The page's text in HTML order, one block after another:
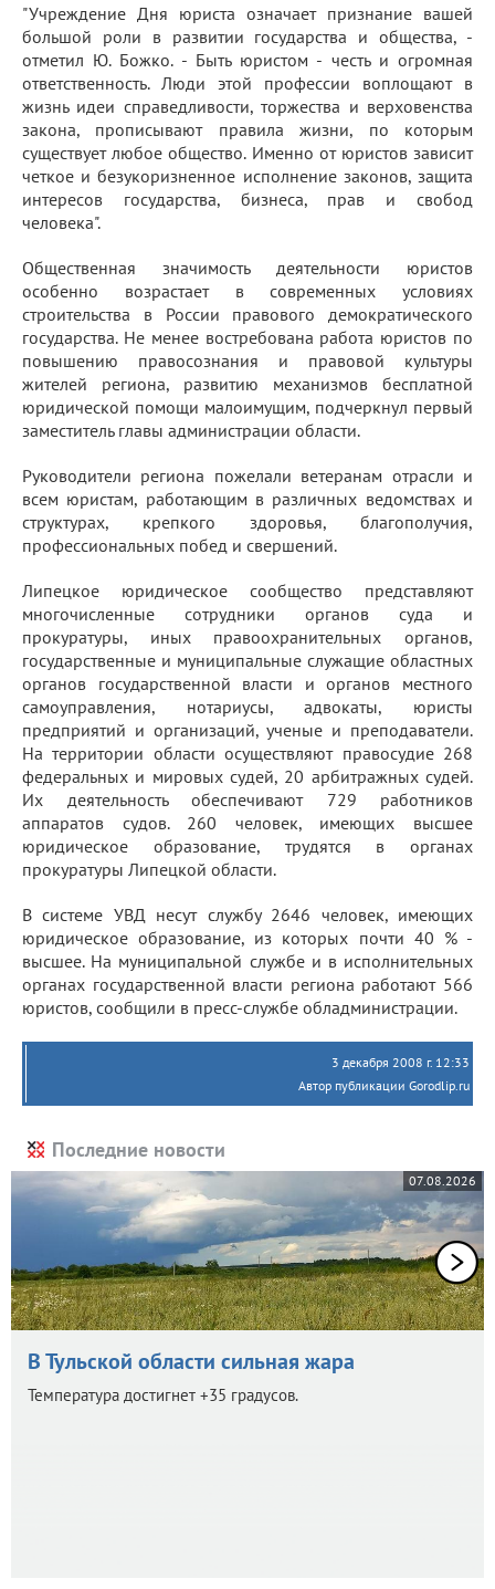
"Учреждение Дня юриста означает признание вашей
большой роли в развитии государства и общества, -
отметил Ю. Божко. - Быть юристом - честь и огромная
ответственность. Люди этой профессии воплощают в
жизнь идеи справедливости, торжества и верховенства
закона, прописывают правила жизни, по которым
существует любое общество. Именно от юристов зависит
четкое и безукоризненное исполнение законов, защита
интересов государства, бизнеса, прав и свобод
человека".
Общественная значимость деятельности юристов
особенно возрастает в современных условиях
строительства в России правового демократического
государства. Не менее востребована работа юристов по
повышению правосознания и правовой культуры
жителей региона, развитию механизмов бесплатной
юридической помощи малоимущим, подчеркнул первый
заместитель главы администрации области.
Руководители региона пожелали ветеранам отрасли и
всем юристам, работающим в различных ведомствах и
структурах, крепкого здоровья, благополучия,
профессиональных побед и свершений.
Липецкое юридическое сообщество представляют
многочисленные сотрудники органов суда и
прокуратуры, иных правоохранительных органов,
государственные и муниципальные служащие областных
органов государственной власти и органов местного
самоуправления, нотариусы, адвокаты, юристы
предприятий и организаций, ученые и преподаватели.
На территории области осуществляют правосудие 268
федеральных и мировых судей, 20 арбитражных судей.
Их деятельность обеспечивают 729 работников
аппаратов судов. 260 человек, имеющих высшее
юридическое образование, трудятся в органах
прокуратуры Липецкой области.
В системе УВД несут службу 2646 человек, имеющих
юридическое образование, из которых почти 40 % -
высшее. На муниципальной службе и в исполнительных
органах государственной власти региона работают 566
юристов, сообщили в пресс-службе обладминистрации.
3 декабря 2008 г. 12:33
Автор публикации Gorodlip.ru
Последние новости
07.08.2026
В Тульской области сильная жара
Температура достигнет +35 градусов.